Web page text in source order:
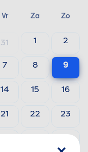
Vr Za Zo
31 1 2
7 8 9
14 15 16
21 22 23